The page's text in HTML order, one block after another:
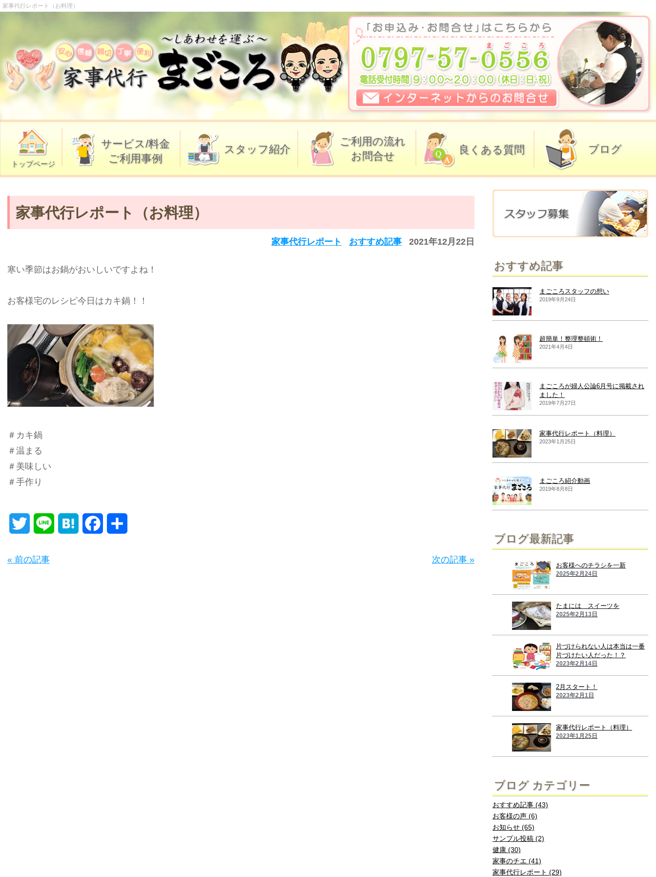
家事代行レポート（お料理）
トップページ
サービス/料金
ご利用事例
スタッフ紹介
ご利用の流れ
お問合せ
良くある質問 ブログ
家事代行レポート（お料理）
2021年12月22日
おすすめ記事
家事代行レポート
寒い季節はお鍋がおいしいですよね！
お客様宅のレシピ今日はカキ鍋！！
＃カキ鍋
＃温まる
＃美味しい
＃手作り
Twitter Line Hatena Facebook
« 前の記事 次の記事 »
おすすめ記事
まごころスタッフの想い
2019年9月24日
超簡単！整理整頓術！
2021年4月4日
まごころが婦人公論6月号に掲載され
ました！
2019年7月27日
家事代行レポート（料理）
2023年1月25日
まごころ紹介動画
2019年8月8日
ブログ最新記事
お客様へのチラシを一新
2025年2月24日
たまには スイーツを
2025年2月13日
片づけられない人は本当は一番
片づけたい人だった！？
2023年2月14日
2月スタート！
2023年2月1日
家事代行レポート（料理）
2023年1月25日
ブログ カテゴリー
おすすめ記事 (43)
お客様の声 (6)
お知らせ (65)
サンプル投稿 (2)
健康 (30)
家事のチエ (41)
家事代行レポート (29)